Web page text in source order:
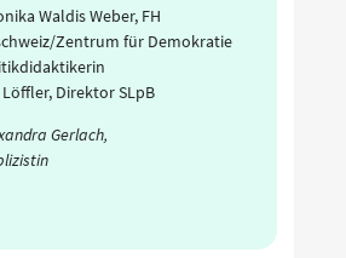
Waldis Weber, FH
Zentrum für Demokratie
Direktor SLpB
Gerlach,